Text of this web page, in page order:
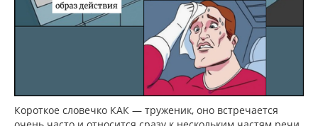
Короткое словечко КАК — труженик, оно встречается